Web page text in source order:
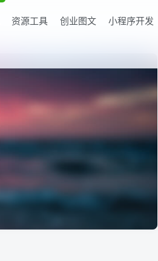
资源工具 创业图文 小程序开发